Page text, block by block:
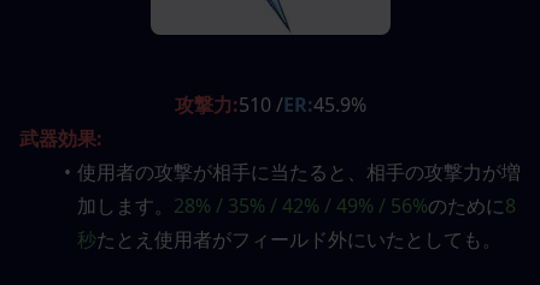
攻撃力:510 /ER:45.9%
武器効果:
使用者の攻撃が相手に当たると、相手の攻撃力が増
加します。 28% / 35% / 42% / 49% / 56%のために8
秒たとえ使用者がフィールド外にいたとしても。